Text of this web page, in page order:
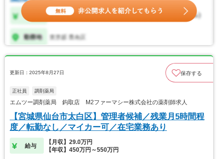
更新日：2025年8月27日 保存する
正社員 調剤薬局
エムツー調剤薬局 鈎取店 M2ファーマシー株式会社の薬剤師求人
【宮城県仙台市太白区】管理者候補／残業月5時間程
度／転勤なし／マイカー可／在宅業務あり
給与
【月収】29.0万円
【年収】450万円～550万円